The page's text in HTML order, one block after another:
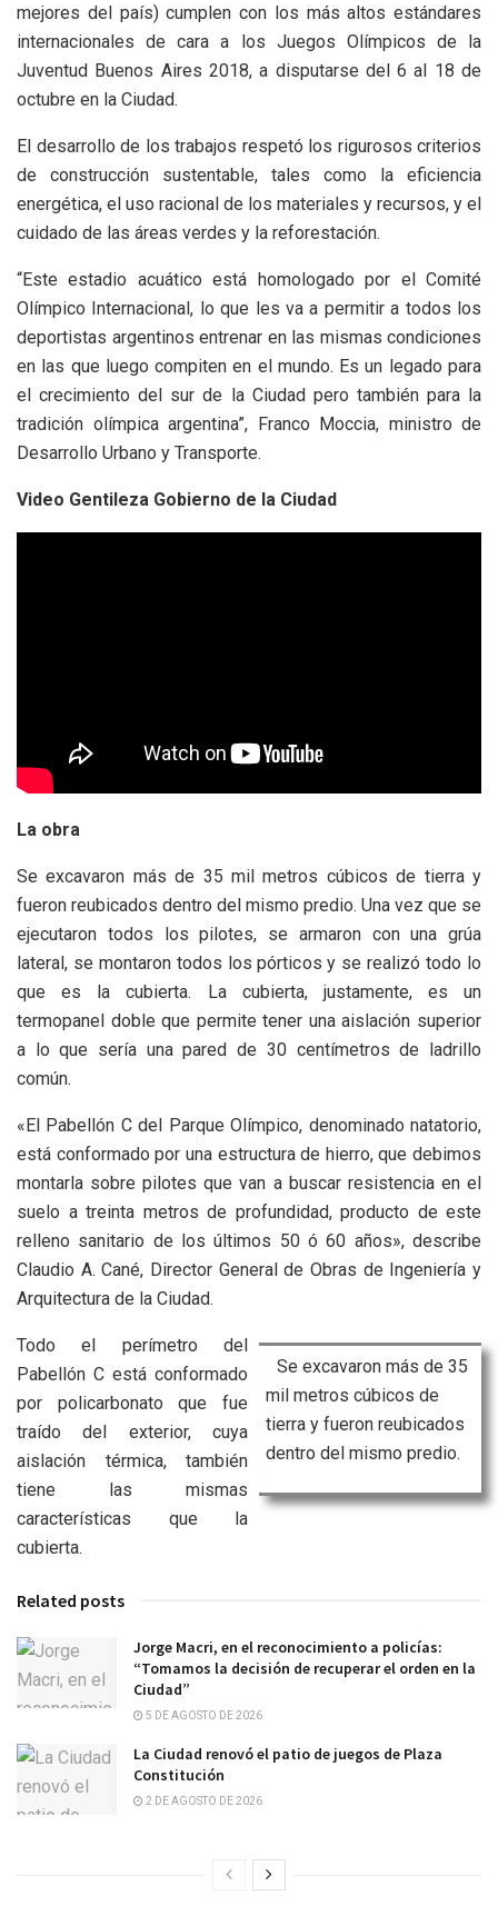
mejores del país) cumplen con los más altos estándares
internacionales de cara a los Juegos Olímpicos de la
Juventud Buenos Aires 2018, a disputarse del 6 al 18 de
octubre en la Ciudad.
El desarrollo de los trabajos respetó los rigurosos criterios
de construcción sustentable, tales como la eficiencia
energética, el uso racional de los materiales y recursos, y el
cuidado de las áreas verdes y la reforestación.
“Este estadio acuático está homologado por el Comité
Olímpico Internacional, lo que les va a permitir a todos los
deportistas argentinos entrenar en las mismas condiciones
en las que luego compiten en el mundo. Es un legado para
el crecimiento del sur de la Ciudad pero también para la
tradición olímpica argentina”, Franco Moccia, ministro de
Desarrollo Urbano y Transporte.
Video Gentileza Gobierno de la Ciudad
La obra
Se excavaron más de 35 mil metros cúbicos de tierra y
fueron reubicados dentro del mismo predio. Una vez que se
ejecutaron todos los pilotes, se armaron con una grúa
lateral, se montaron todos los pórticos y se realizó todo lo
que es la cubierta. La cubierta, justamente, es un
termopanel doble que permite tener una aislación superior
a lo que sería una pared de 30 centímetros de ladrillo
común.
«El Pabellón C del Parque Olímpico, denominado natatorio,
está conformado por una estructura de hierro, que debimos
montarla sobre pilotes que van a buscar resistencia en el
suelo a treinta metros de profundidad, producto de este
relleno sanitario de los últimos 50 ó 60 años», describe
Claudio A. Cané, Director General de Obras de Ingeniería y
Arquitectura de la Ciudad.
Se excavaron más de 35
mil metros cúbicos de
tierra y fueron reubicados
dentro del mismo predio.
Todo el perímetro del
Pabellón C está conformado
por policarbonato que fue
traído del exterior, cuya
aislación térmica, también
tiene las mismas
características que la
cubierta.
Related posts
Jorge Macri, en el reconocimiento a policías:
“Tomamos la decisión de recuperar el orden en la
Ciudad”
5 DE AGOSTO DE 2026
La Ciudad renovó el patio de juegos de Plaza
Constitución
2 DE AGOSTO DE 2026